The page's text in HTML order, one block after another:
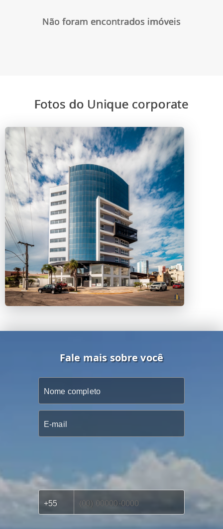
Não foram encontrados imóveis
Fotos do Unique corporate
Fale mais sobre você